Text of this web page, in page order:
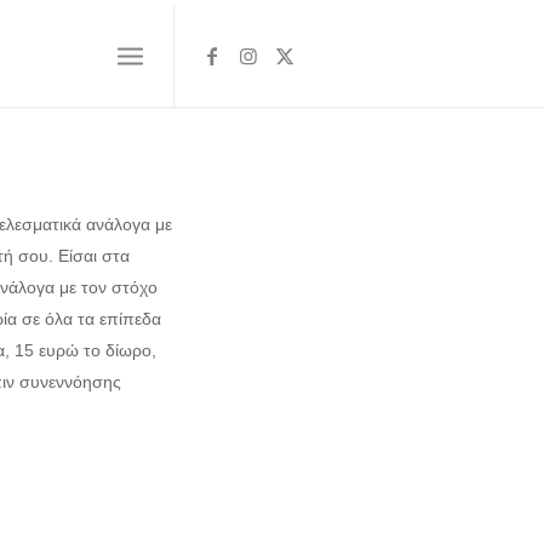
ανάλογα με
σου. Είσαι στα
με τον στόχο
σε όλα τα επίπεδα
15 ευρώ το δίωρο,
συνεννόησης